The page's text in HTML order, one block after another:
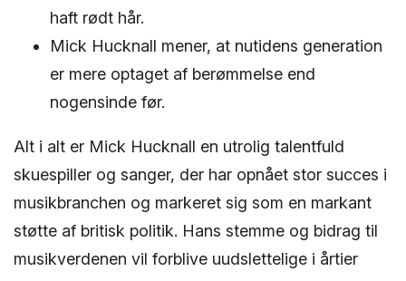
haft rødt hår.
Mick Hucknall mener, at nutidens generation
er mere optaget af berømmelse end
nogensinde før.
Alt i alt er Mick Hucknall en utrolig talentfuld
skuespiller og sanger, der har opnået stor succes i
musikbranchen og markeret sig som en markant
støtte af britisk politik. Hans stemme og bidrag til
musikverdenen vil forblive uudslettelige i årtier